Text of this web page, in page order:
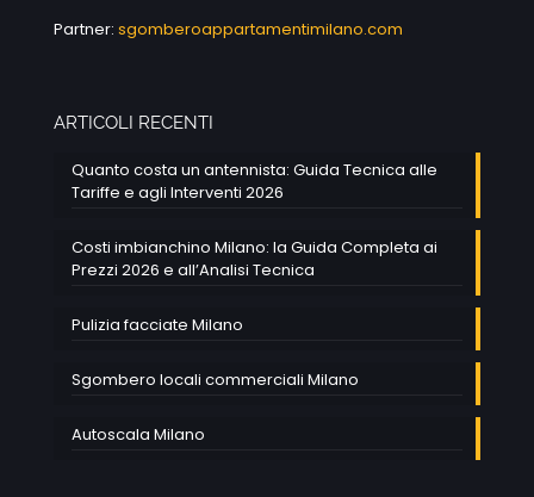
Partner: sgomberoappartamentimilano.com
ARTICOLI RECENTI
Quanto costa un antennista: Guida Tecnica alle
Tariffe e agli Interventi 2026
Costi imbianchino Milano: la Guida Completa ai
Prezzi 2026 e all’Analisi Tecnica
Pulizia facciate Milano
Sgombero locali commerciali Milano
Autoscala Milano